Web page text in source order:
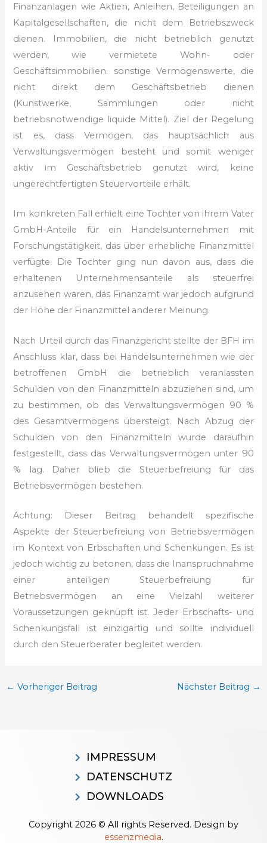
Finanzanlagen wie Aktien, Anleihen, Beteiligungen an
Kapitalgesellschaften, die nicht dem Betriebszweck
dienen. Immobilien, die nicht betrieblich genutzt
werden, wie vermietete Wohn- oder
Geschäftsimmobilien. sonstige Vermögenswerte, die
nicht direkt dem Geschäftsbetrieb dienen
(Kunstwerke, Sammlungen oder nicht
betriebsnotwendige liquide Mittel). Ziel der Regelung
ist es, dass Vermögen, das hauptsächlich aus
Verwaltungsvermögen besteht und somit weniger
aktiv im Geschäftsbetrieb genutzt wird, keine
ungerechtfertigten Steuervorteile erhält.
Im konkreten Fall erhielt eine Tochter von ihrem Vater
GmbH-Anteile für ein Handelsunternehmen mit
Forschungstätigkeit, das über erhebliche Finanzmittel
verfügte. Die Tochter ging nun davon aus, dass die
erhaltenen Unternehmensanteile als steuerfrei
anzusehen waren, das Finanzamt war jedoch aufgrund
der Höhe der Finanzmittel anderer Meinung.
Nach Urteil durch das Finanzgericht stellte der BFH im
Anschluss klar, dass bei Handelsunternehmen wie der
betroffenen GmbH die betrieblich veranlassten
Schulden von den Finanzmitteln abzuziehen sind, um
zu bestimmen, ob das Verwaltungsvermögen 90 %
des Gesamtvermögens übersteigt. Nach Abzug der
Schulden von den Finanzmitteln wurde daraufhin
festgestellt, dass das Verwaltungsvermögen unter 90
% lag. Daher blieb die Steuerbefreiung für das
Betriebsvermögen bestehen.
Achtung: Dieser Beitrag behandelt spezifische
Aspekte der Steuerbefreiung von Betriebsvermögen
im Kontext von Erbschaften und Schenkungen. Es ist
jedoch wichtig zu betonen, dass die Inanspruchnahme
einer anteiligen Steuerbefreiung für
Betriebsvermögen an eine Vielzahl weiterer
Voraussetzungen geknüpft ist. Jeder Erbschafts- und
Schenkungsfall ist einzigartig und sollte individuell
durch den Steuerberater begleitet werden.
← Vorheriger Beitrag Nächster Beitrag →
IMPRESSUM
DATENSCHUTZ
DOWNLOADS
Copyright 2026 © All rights Reserved. Design by
essenzmedia.